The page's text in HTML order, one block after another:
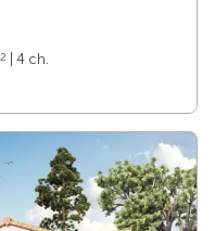
2
| 4 ch.